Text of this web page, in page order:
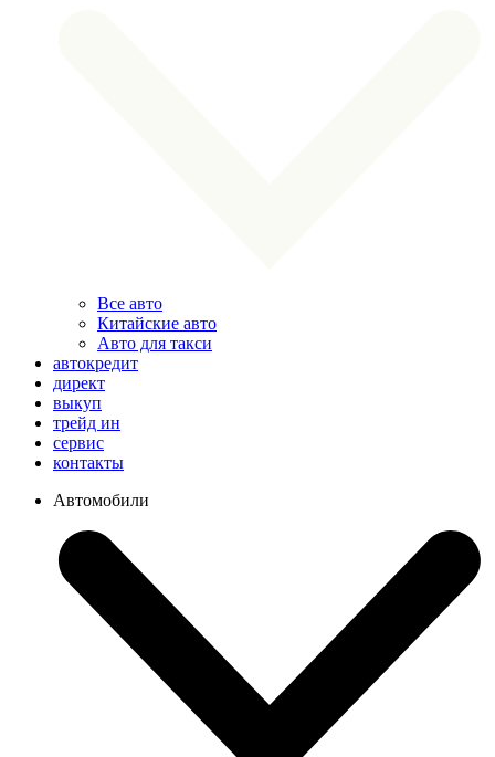
Все авто
Китайские авто
Авто для такси
автокредит
директ
выкуп
трейд ин
сервис
контакты
Автомобили